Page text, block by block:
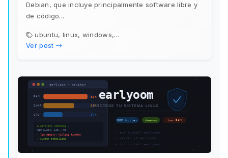
Debian, que incluye principalmente software libre y
de código...
ubuntu, linux, windows,...
Ver post